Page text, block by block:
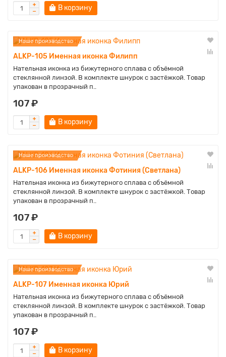
В корзину
Наше производство
ALKP-105 Именная иконка Филипп
Нательная иконка из бижутерного сплава с объёмной
стеклянной линзой. В комплекте шнурок с застёжкой. Товар
упакован в прозрачный п..
107 ₽
В корзину
Наше производство
ALKP-106 Именная иконка Фотиния (Светлана)
Нательная иконка из бижутерного сплава с объёмной
стеклянной линзой. В комплекте шнурок с застёжкой. Товар
упакован в прозрачный п..
107 ₽
В корзину
Наше производство
ALKP-107 Именная иконка Юрий
Нательная иконка из бижутерного сплава с объёмной
стеклянной линзой. В комплекте шнурок с застёжкой. Товар
упакован в прозрачный п..
107 ₽
В корзину